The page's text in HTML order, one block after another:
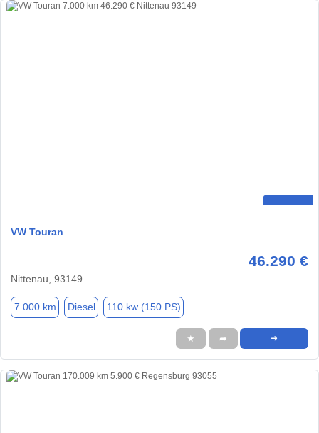
VW Touran
46.290 €
Nittenau, 93149
7.000 km Diesel 110 kw (150 PS)
★ ➦ ➜